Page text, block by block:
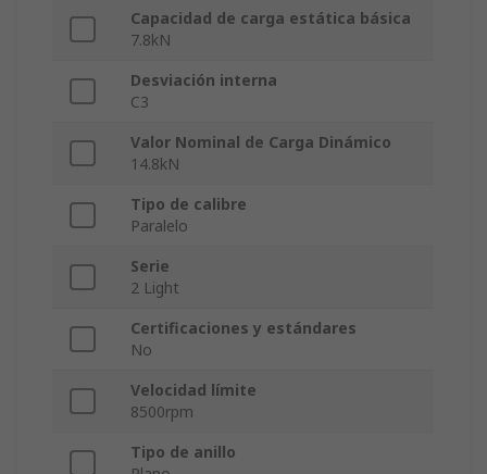
Capacidad de carga estática básica
7.8kN
Desviación interna
C3
Valor Nominal de Carga Dinámico
14.8kN
Tipo de calibre
Paralelo
Serie
2 Light
Certificaciones y estándares
No
Velocidad límite
8500rpm
Tipo de anillo